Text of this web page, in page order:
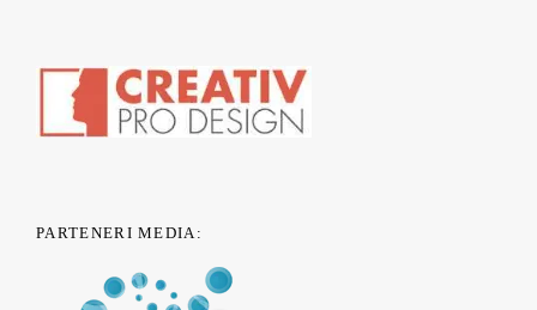
PARTENERI MEDIA: